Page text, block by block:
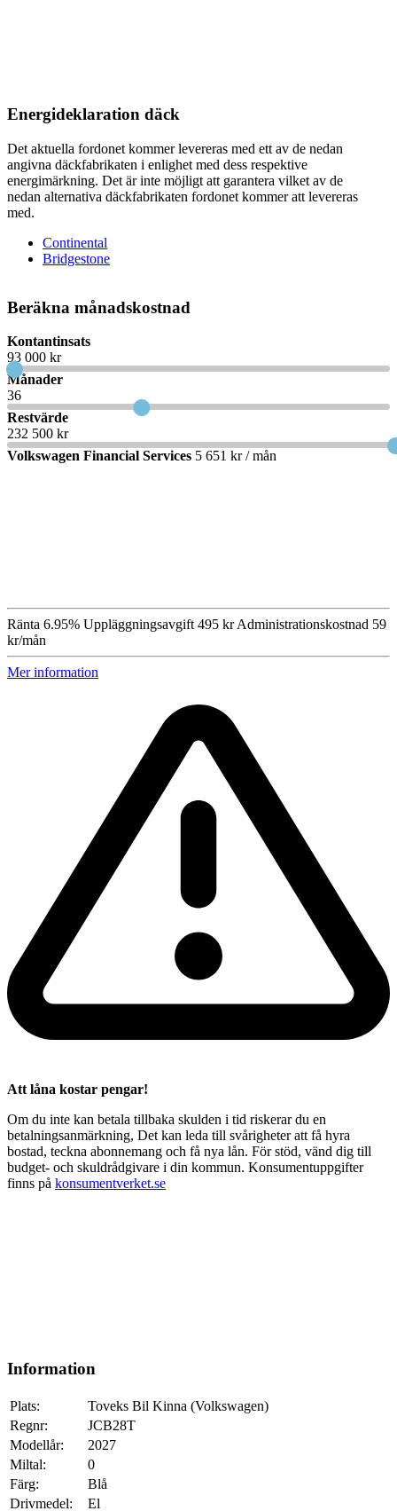
Energideklaration däck
Det aktuella fordonet kommer levereras med ett av de nedan
angivna däckfabrikaten i enlighet med dess respektive
energimärkning. Det är inte möjligt att garantera vilket av de
nedan alternativa däckfabrikaten fordonet kommer att levereras
med.
Continental
Bridgestone
Beräkna månadskostnad
Kontantinsats
93 000 kr
Månader
36
Restvärde
232 500 kr
Volkswagen Financial Services 5 651 kr / mån
Ränta 6.95% Uppläggningsavgift 495 krAdministrationskostnad 59
kr/mån
Mer information
Att låna kostar pengar!
Om du inte kan betala tillbaka skulden i tid riskerar du en
betalningsanmärkning, Det kan leda till svårigheter att få hyra
bostad, teckna abonnemang och få nya lån. För stöd, vänd dig till
budget- och skuldrådgivare i din kommun. Konsumentuppgifter
finns på konsumentverket.se
Information
Plats:
Toveks Bil Kinna (Volkswagen)
Regnr:
JCB28T
Modellår:
2027
Miltal:
0
Färg:
Blå
Drivmedel:
El